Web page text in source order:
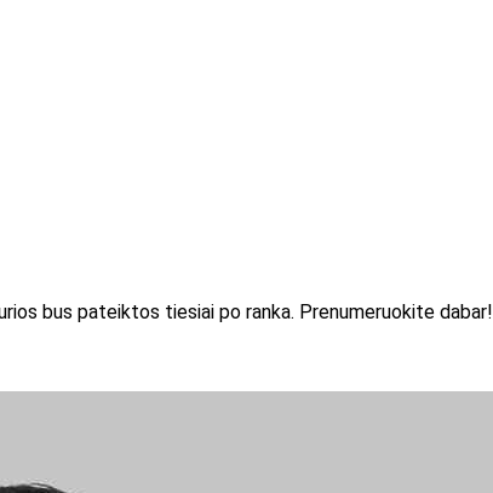
bus pateiktos tiesiai po ranka. Prenumeruokite dabar!